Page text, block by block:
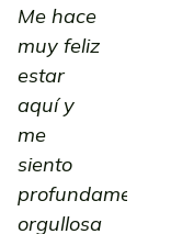
Magda
Me hace
muy feliz
estar
aquí y
me
siento
profundamente
orgullosa